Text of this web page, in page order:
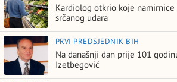
Kardiolog otkrio koje
srčanog udara
PRVI PREDSJEDNIK BIH
Na današnji dan prije 101
Izetbegović